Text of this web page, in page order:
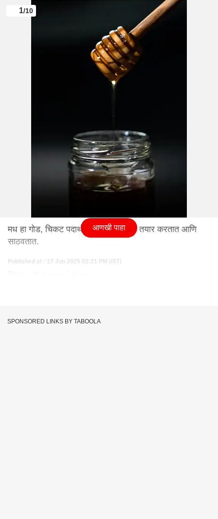
1/10
मध हा गोड, चिकट पदार्थ आहे जो मधमाश्या तयार करतात आणि
साठवतात.
Published at : 17 Jun 2025 02:21 PM (IST)
आणखी पाहा
SPONSORED LINKS BY TABOOLA